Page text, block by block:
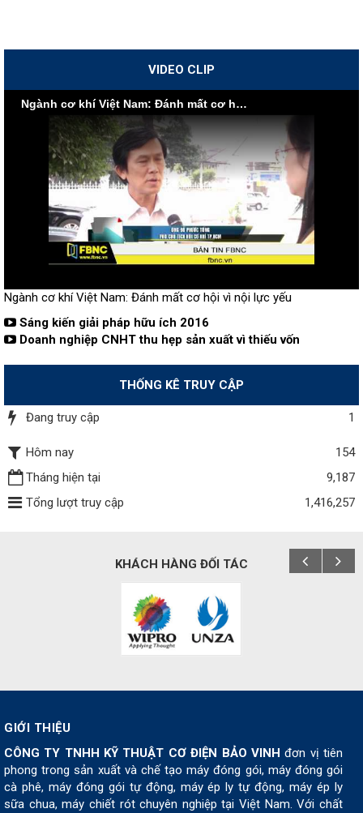
VIDEO CLIP
Ngành cơ khí Việt Nam: Đánh mất cơ hội vì nội lực yếu
Ngành cơ khí Việt Nam: Đánh mất cơ hội vì nội lực yếu
Sáng kiến giải pháp hữu ích 2016
Doanh nghiệp CNHT thu hẹp sản xuất vì thiếu vốn
THỐNG KÊ TRUY CẬP
Đang truy cập 1
Hôm nay
154
Tháng hiện tại
9,187
Tổng lượt truy cập
1,416,257
KHÁCH HÀNG ĐỐI TÁC
GIỚI THIỆU
CÔNG TY TNHH KỸ THUẬT CƠ ĐIỆN BẢO VINH đơn vị tiên
phong trong sản xuất và chế tạo máy đóng gói, máy đóng gói
cà phê, máy đóng gói tự động, máy ép ly tự động, máy ép ly
sữa chua, máy chiết rót chuyên nghiệp tại Việt Nam. Với chất